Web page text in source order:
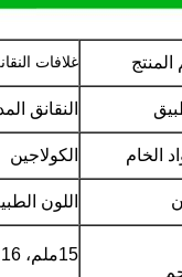
غلافات النقانق القابلة للأكل 24
النقانق
الخام الكولاجين
اللون
15ملم، 16ملم، 17ملم، 18ملم، 24ملم، 25ملم 26ملم، 28ملم، 30ملم، 31ملم